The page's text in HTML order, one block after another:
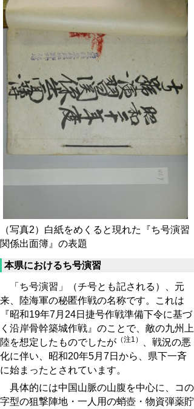
（写真2）白紙をめくると現れた『ち号演習
関係出面簿』の表題
本県におけるち号演習
「ち号演習」（チ号とも記される）、元
来、陸海軍の秘匿作戦の名称です。これは
『昭和19年7月24日捷号作戦準備下令に基づ
く沿岸骨幹築城作戦』のことで、敵の九州上
陸を想定したものでしたが （注1）
、戦況の悪
化に伴い、昭和20年5月7日から、県下一斉
に始まったとされています。
具体的には中国山脈の山腹を中心に、コの
字型の狙撃陣地・一人用の蛸壺・物資弾薬貯